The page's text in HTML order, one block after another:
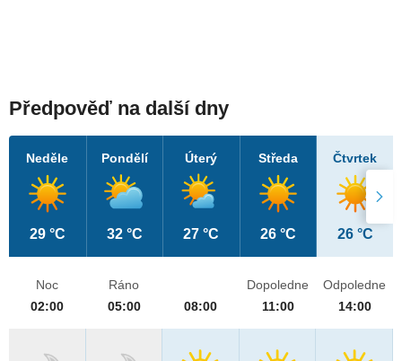
Předpověď na další dny
Neděle
29 °C
Pondělí
32 °C
Úterý
27 °C
Středa
26 °C
Čtvrtek
26 °C
Noc
02:00
Ráno
05:00
08:00
Dopoledne
11:00
Odpoledne
14:00